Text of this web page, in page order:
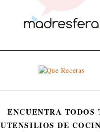
ENCUENTRA TODOS
UTENSILIOS DE